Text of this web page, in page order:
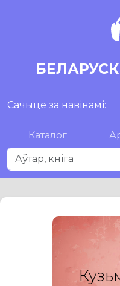
Сачыце за навінамі:
Каталог